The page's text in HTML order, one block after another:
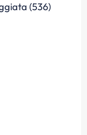
(536)